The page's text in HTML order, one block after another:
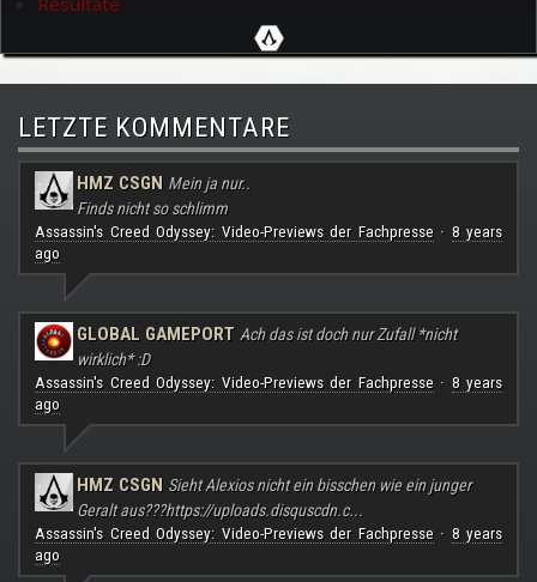
LETZTE KOMMENTARE
HMZ CSGN Mein ja nur..
Finds nicht so schlimm
Assassin's Creed Odyssey: Video-Previews der Fachpresse· 8 years
ago
GLOBAL GAMEPORT Ach das ist doch nur Zufall *nicht
wirklich* :D
Assassin's Creed Odyssey: Video-Previews der Fachpresse· 8 years
ago
HMZ CSGN Sieht Alexios nicht ein bisschen wie ein junger
Geralt aus???https://uploads.disquscdn.c...
Assassin's Creed Odyssey: Video-Previews der Fachpresse· 8 years
ago